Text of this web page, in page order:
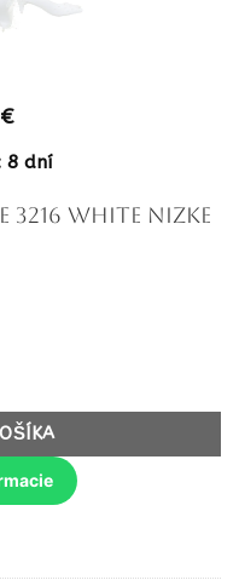
€
8 dní
3216 white nizke
white nizke